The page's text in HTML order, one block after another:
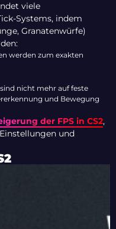
viele
Systems, indem
Granatenwürfe)
werden zum exakten
nicht mehr auf feste
und Bewegung
der FPS in CS2,
und